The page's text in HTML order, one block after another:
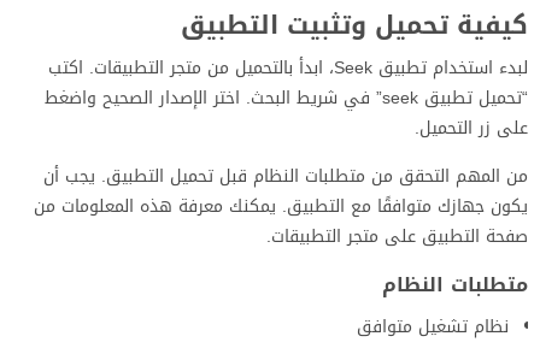
كيفية تحميل وتثبيت التطبيق
لبدء استخدام تطبيق Seek، ابدأ بالتحميل من متجر التطبيقات. اكتب
“تحميل تطبيق seek” في شريط البحث. اختر الإصدار الصحيح واضغط
على زر التحميل.
من المهم التحقق من متطلبات النظام قبل تحميل التطبيق. يجب أن
يكون جهازك متوافقًا مع التطبيق. يمكنك معرفة هذه المعلومات من
صفحة التطبيق على متجر التطبيقات.
متطلبات النظام
نظام تشغيل متوافق